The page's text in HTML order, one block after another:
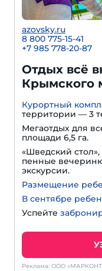
azovsky.ru
8 800 775-15-41
+7 985 778-20-87
Отдых всё
Крымского
Курортный
территории — 3
Мегаотдых для
площади 6,5 га.
«Шведский
пенные
экскурсии.
Размещение
В сентябре
Успейте
Реклама: ООО